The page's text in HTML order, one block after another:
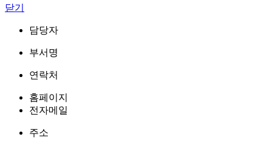
닫기
담당자
부서명
연락처
홈페이지
전자메일
주소